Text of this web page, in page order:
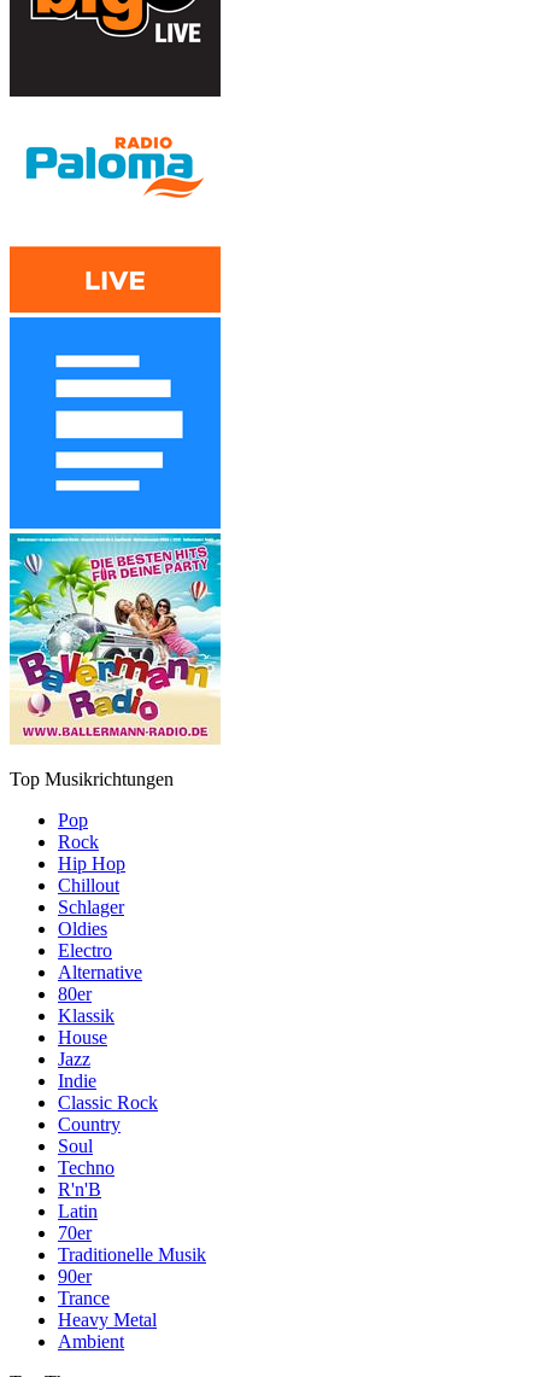
Top Musikrichtungen
Pop
Rock
Hip Hop
Chillout
Schlager
Oldies
Electro
Alternative
80er
Klassik
House
Jazz
Indie
Classic Rock
Country
Soul
Techno
R'n'B
Latin
70er
Traditionelle Musik
90er
Trance
Heavy Metal
Ambient